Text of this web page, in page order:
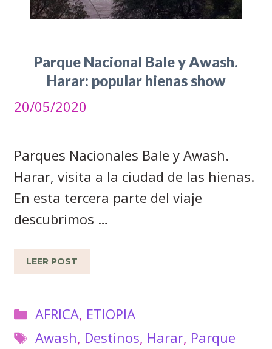
Parque Nacional Bale y Awash.
Harar: popular hienas show
20/05/2020
Parques Nacionales Bale y Awash.
Harar, visita a la ciudad de las hienas.
En esta tercera parte del viaje
descubrimos …
LEER POST
Categorías
AFRICA, ETIOPIA
Etiquetas
Awash, Destinos, Harar, Parque